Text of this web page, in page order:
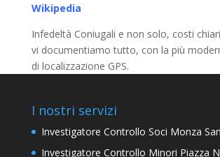
Wikipedia
Infedeltà Coniugali e non solo, costi
vi documentiamo tutto, con la più
di localizzazione GPS.
I nostri servizi
Investigatore Controllo Soci Monza
Investigatore Controllo Minori Piazza